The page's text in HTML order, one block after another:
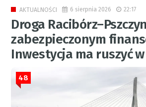
AKTUALNOŚCI 6 sierpnia 2026 22:17
Droga
zabezpieczonym
Inwestycja ma ruszyć
48